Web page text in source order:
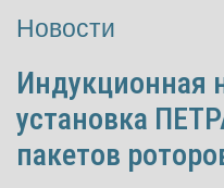
Новости
Индукционная
установка
пакетов